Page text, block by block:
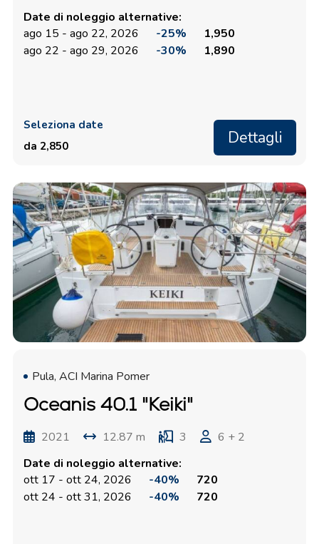
Date di noleggio alternative:
ago 15 - ago 22, 2026
-25%
1,950
ago 22 - ago 29, 2026
-30% 1,890
Seleziona date
da 2,850
Dettagli
Pula, ACI Marina Pomer
Oceanis 40.1 "Keiki"
2021 12.87 m 3
6 + 2
Date di noleggio alternative:
ott 17 - ott 24, 2026
-40%
720
ott 24 - ott 31, 2026
-40% 720